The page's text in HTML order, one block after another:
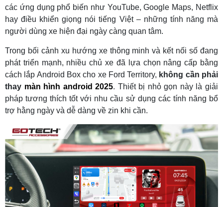
các ứng dụng phổ biến như YouTube, Google Maps, Netflix
hay điều khiển giọng nói tiếng Việt – những tính năng mà
người dùng xe hiện đại ngày càng quan tâm.
Trong bối cảnh xu hướng xe thông minh và kết nối số đang
phát triển mạnh, nhiều chủ xe đã lựa chọn nâng cấp bằng
cách lắp Android Box cho xe Ford Territory, không cần phải
thay màn hình android 2025. Thiết bị nhỏ gọn này là giải
pháp tương thích tốt với nhu cầu sử dụng các tính năng bổ
trợ hằng ngày và dễ dàng về zin khi cần.